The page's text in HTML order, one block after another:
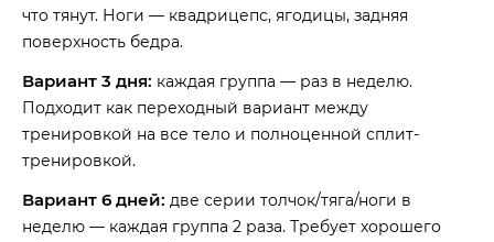
что тянут. Ноги — квадрицепс, ягодицы, задняя
поверхность бедра.
Вариант 3 дня: каждая группа — раз в неделю.
Подходит как переходный вариант между
тренировкой на все тело и полноценной сплит-
тренировкой.
Вариант 6 дней: две серии толчок/тяга/ноги в
неделю — каждая группа 2 раза. Требует хорошего